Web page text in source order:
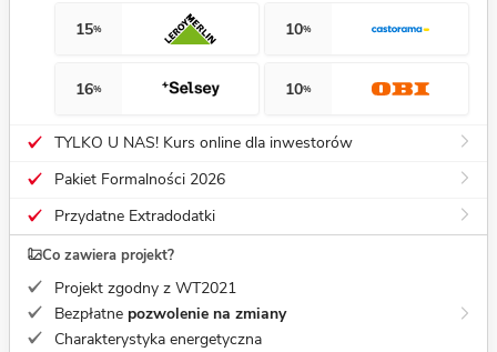
15% 10%
16% 10%
TYLKO U NAS! Kurs online dla inwestorów
Pakiet Formalności 2026
Przydatne Extradodatki
Co zawiera projekt?
Projekt zgodny z WT2021
Bezpłatne pozwolenie na zmiany
Charakterystyka energetyczna